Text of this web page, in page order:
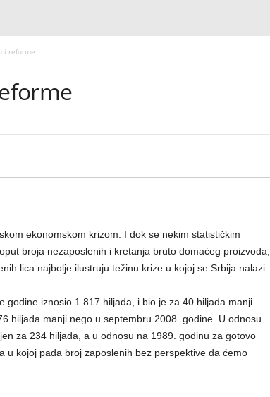
i reforme
ekonomskom krizom. I dok se nekim statističkim
broja nezaposlenih i kretanja bruto domaćeg proizvoda,
lica najbolje ilustruju težinu krize u kojoj se Srbija nalazi.
godine iznosio 1.817 hiljada, i bio je za 40 hiljada manji
hiljada manji nego u septembru 2008. godine. U odnosu
za 234 hiljada, a u odnosu na 1989. godinu za gotovo
u kojoj pada broj zaposlenih bez perspektive da ćemo